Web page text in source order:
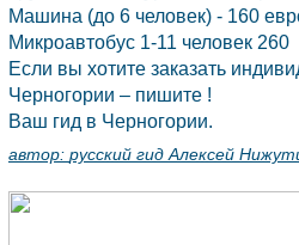
Машина (до 6 человек) - 160
Микроавтобус 1-11 человек 260
Если вы хотите заказать
Черногории – пишите !
Ваш гид в Черногории.
автор: русский гид Алексей